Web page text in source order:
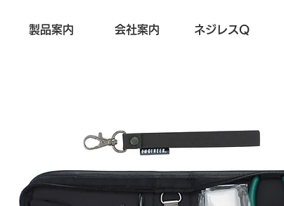
製品案内 会社案内 ネジレスQ